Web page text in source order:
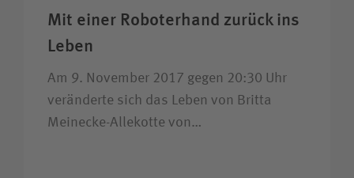
Mit einer Roboter­hand zurück ins
Leben
Am 9. November 2017 gegen 20:30 Uhr
veränderte sich das Leben von Britta
Meinecke-Allekotte von…